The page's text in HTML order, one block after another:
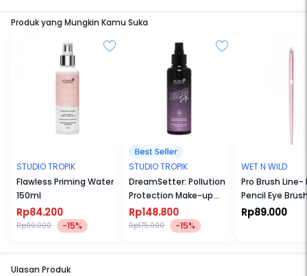
Produk yang Mungkin Kamu Suka
STUDIO TROPIK
Flawless Priming Water
150ml
Rp84.200
Rp99.000 -15%
STUDIO TROPIK
DreamSetter: Pollution
Protection Make-up
Setting Spray 130ml
Rp148.800
Rp175.000 -15%
WET N WILD
Pro Brush
Pencil Eye
Rp89.000
Ulasan Produk